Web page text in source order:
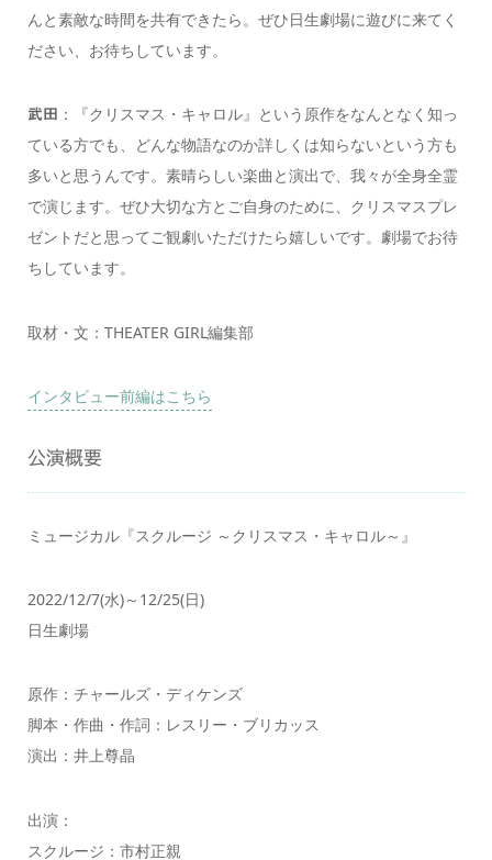
んと素敵な時間を共有できたら。ぜひ日生劇場に遊びに来てく
ださい、お待ちしています。
武田
：『クリスマス・キャロル』という原作をなんとなく知っ
ている方でも、どんな物語なのか詳しくは知らないという方も
多いと思うんです。素晴らしい楽曲と演出で、我々が全身全霊
で演じます。ぜひ大切な方とご自身のために、クリスマスプレ
ゼントだと思ってご観劇いただけたら嬉しいです。劇場でお待
ちしています。
取材・文：THEATER GIRL編集部
インタビュー前編はこちら
公演概要
ミュージカル『スクルージ ～クリスマス・キャロル～』
2022/12/7(水)～12/25(日)
日生劇場
原作：チャールズ・ディケンズ
脚本・作曲・作詞：レスリー・ブリカッス
演出：井上尊晶
出演：
スクルージ：市村正親